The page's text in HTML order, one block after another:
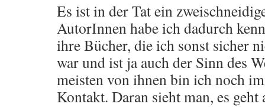
Es ist in der Tat ein
AutorInnen habe ich dadurch
ihre Bücher, die ich sonst sicher
war und ist ja auch der Sinn des
meisten von ihnen bin ich noch
Kontakt. Daran sieht man, es geht